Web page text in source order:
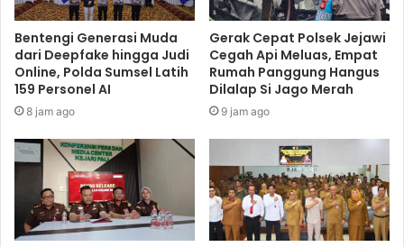
Bentengi Generasi Muda
dari Deepfake hingga Judi
Online, Polda Sumsel Latih
159 Personel AI
8 jam ago
Gerak Cepat Polsek Jejawi
Cegah Api Meluas, Empat
Rumah Panggung Hangus
Dilalap Si Jago Merah
9 jam ago